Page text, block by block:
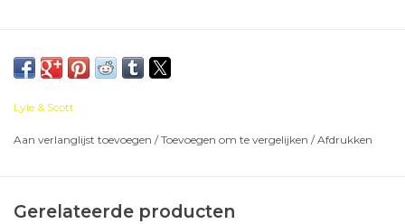
Lyle & Scott
Aan verlanglijst toevoegen /Toevoegen om te vergelijken /Afdrukken
Gerelateerde producten